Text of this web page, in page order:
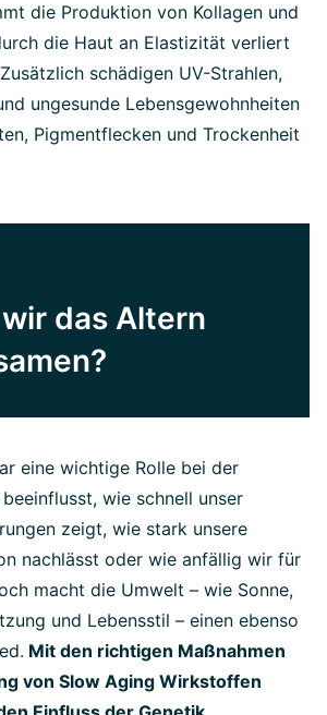
die Produktion von Kollagen und
die Haut an Elastizität verliert
schädigen UV-Strahlen,
ungesunde Lebensgewohnheiten
Pigmentflecken und Trockenheit
das Altern
eine wichtige Rolle bei der
wie schnell unser
zeigt, wie stark unsere
nachlässt oder wie anfällig wir für
macht die Umwelt – wie Sonne,
und Lebensstil – einen ebenso
. Mit den richtigen Maßnahmen
von Slow Aging Wirkstoffen